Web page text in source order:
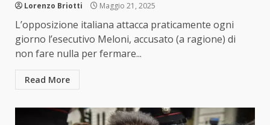
Lorenzo Briotti Maggio 21, 2025
L’opposizione italiana attacca praticamente ogni
giorno l’esecutivo Meloni, accusato (a ragione) di
non fare nulla per fermare...
Read More